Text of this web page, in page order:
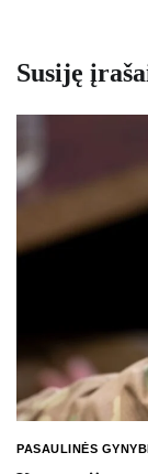
Susiję
PASAULINĖS